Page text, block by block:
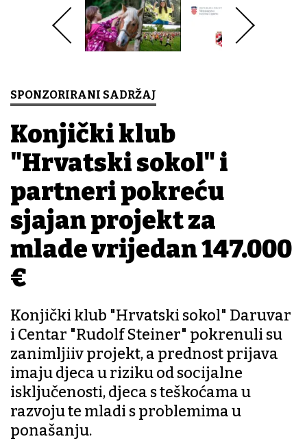
SPONZORIRANI SADRŽAJ
Konjički klub
"Hrvatski sokol" i
partneri pokreću
sjajan projekt za
mlade vrijedan 147.000
€
Konjički klub "Hrvatski sokol" Daruvar
i Centar "Rudolf Steiner" pokrenuli su
zanimljiiv projekt, a prednost prijava
imaju djeca u riziku od socijalne
isključenosti, djeca s teškoćama u
razvoju te mladi s problemima u
ponašanju.